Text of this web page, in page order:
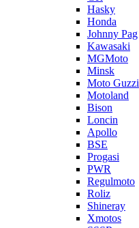
Hasky
Honda
Johnny Pag
Kawasaki
MGMoto
Minsk
Moto Guzzi
Motoland
Bison
Loncin
Apollo
BSE
Progasi
PWR
Regulmoto
Roliz
Shineray
Xmotos